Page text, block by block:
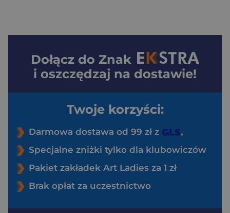
Dołącz do Znak
i oszczędzaj na dostawie!
Twoje korzyści:
Darmowa dostawa od 99 zł z
Specjalne zniżki tylko dla klubowiczów
Pakiet zakładek Art Ladies za 1 zł
Brak opłat za uczestnictwo